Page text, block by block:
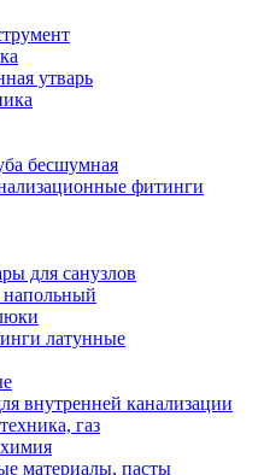
утварь
бесшумная
фитинги
для санузлов
латунные
внутренней канализации
газ
материалы, пасты